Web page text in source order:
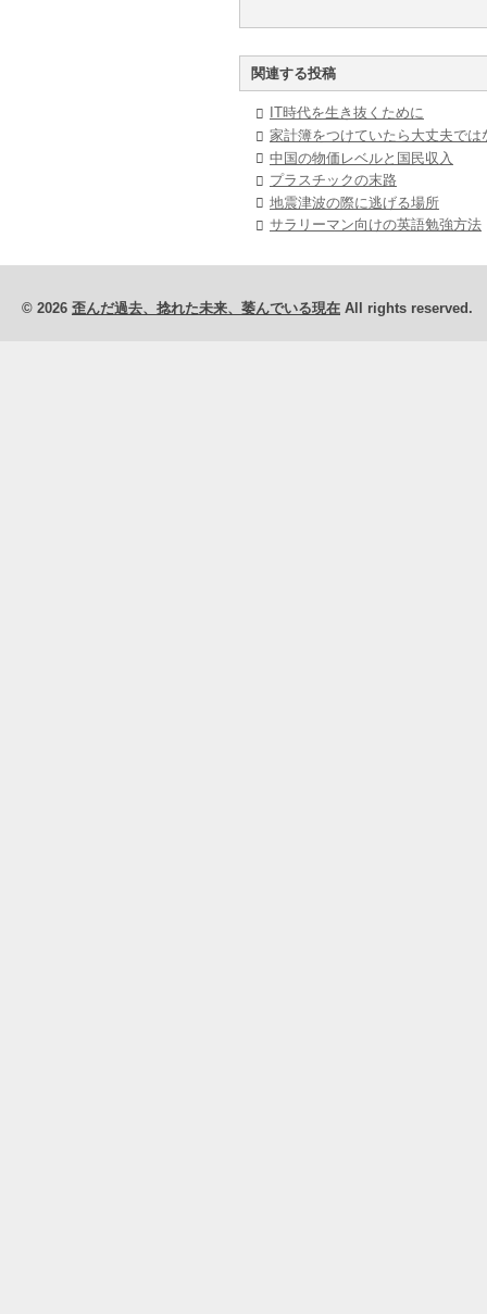
関連する投稿
IT時代を生き抜くために
家計簿をつけていたら大丈夫では
中国の物価レベルと国民収入
プラスチックの末路
地震津波の際に逃げる場所
サラリーマン向けの英語勉強方法
© 2026 歪んだ過去、捻れた未来、萎んでいる現在 All rights reserved.